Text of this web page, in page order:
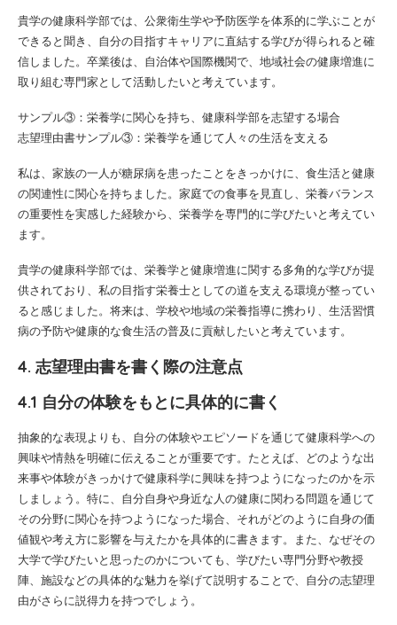
貴学の健康科学部では、公衆衛生学や予防医学を体系的に学ぶことが
できると聞き、自分の目指すキャリアに直結する学びが得られると確
信しました。卒業後は、自治体や国際機関で、地域社会の健康増進に
取り組む専門家として活動したいと考えています。
サンプル③：栄養学に関心を持ち、健康科学部を志望する場合
志望理由書サンプル③：栄養学を通じて人々の生活を支える
私は、家族の一人が糖尿病を患ったことをきっかけに、食生活と健康
の関連性に関心を持ちました。家庭での食事を見直し、栄養バランス
の重要性を実感した経験から、栄養学を専門的に学びたいと考えてい
ます。
貴学の健康科学部では、栄養学と健康増進に関する多角的な学びが提
供されており、私の目指す栄養士としての道を支える環境が整ってい
ると感じました。将来は、学校や地域の栄養指導に携わり、生活習慣
病の予防や健康的な食生活の普及に貢献したいと考えています。
4. 志望理由書を書く際の注意点
4.1 自分の体験をもとに具体的に書く
抽象的な表現よりも、自分の体験やエピソードを通じて健康科学への
興味や情熱を明確に伝えることが重要です。たとえば、どのような出
来事や体験がきっかけで健康科学に興味を持つようになったのかを示
しましょう。特に、自分自身や身近な人の健康に関わる問題を通じて
その分野に関心を持つようになった場合、それがどのように自身の価
値観や考え方に影響を与えたかを具体的に書きます。また、なぜその
大学で学びたいと思ったのかについても、学びたい専門分野や教授
陣、施設などの具体的な魅力を挙げて説明することで、自分の志望理
由がさらに説得力を持つでしょう。